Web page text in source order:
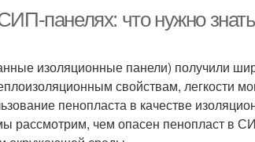
панелях: что нужно знать
изоляционные панели) получили
свойствам, легкости
пенопласта в качестве
рассмотрим, чем опасен пенопласт в